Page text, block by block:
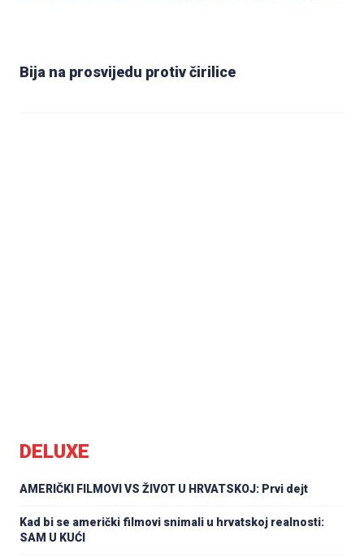
Bija na prosvijedu protiv čirilice
DELUXE
AMERIČKI FILMOVI VS ŽIVOT U HRVATSKOJ: Prvi dejt
Kad bi se američki filmovi snimali u hrvatskoj realnosti:
SAM U KUĆI